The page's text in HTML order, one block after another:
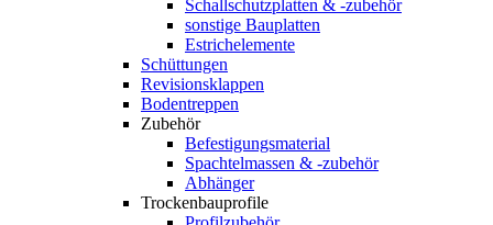
Schallschutzplatten & -zubehör
sonstige Bauplatten
Estrichelemente
Schüttungen
Revisionsklappen
Bodentreppen
Zubehör
Befestigungsmaterial
Spachtelmassen & -zubehör
Abhänger
Trockenbauprofile